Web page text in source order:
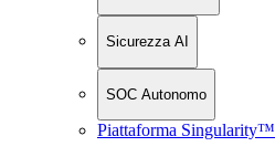
Sicurezza AI
SOC Autonomo
Piattaforma Singularity™